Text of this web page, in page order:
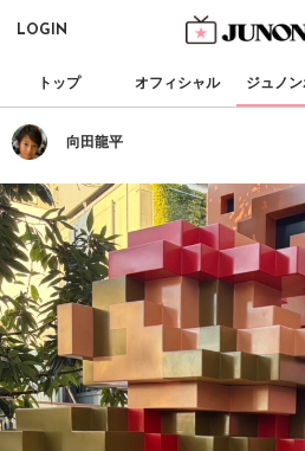
LOGIN
トップ オフィシャル ジュノ
向田龍平